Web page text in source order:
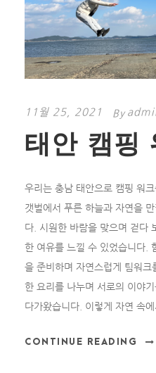
11월 25, 2021 By
태안 캠핑
우리는 충남 태안으로 캠핑 워
갯벌에서 푸른 하늘과 자연을
다. 시원한 바람을 맞으며 걷다
한 여유를 느낄 수 있었습니다.
을 준비하며 자연스럽게 팀워
한 요리를 나누며 서로의 이야
다가왔습니다. 이렇게 자연 속에
CONTINUE READING